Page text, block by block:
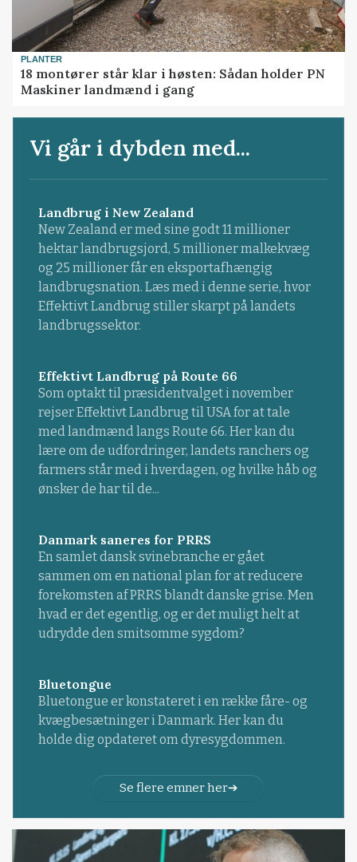
PLANTER
18 montører står klar i høsten: Sådan holder PN
Maskiner landmænd i gang
Vi går i dybden med...
Landbrug i New Zealand
New Zealand er med sine godt 11 millioner
hektar landbrugsjord, 5 millioner malkekvæg
og 25 millioner får en eksportafhængig
landbrugsnation. Læs med i denne serie, hvor
Effektivt Landbrug stiller skarpt på landets
landbrugssektor.
Effektivt Landbrug på Route 66
Som optakt til præsidentvalget i november
rejser Effektivt Landbrug til USA for at tale
med landmænd langs Route 66. Her kan du
lære om de udfordringer, landets ranchers og
farmers står med i hverdagen, og hvilke håb og
ønsker de har til de...
Danmark saneres for PRRS
En samlet dansk svinebranche er gået
sammen om en national plan for at reducere
forekomsten af PRRS blandt danske grise. Men
hvad er det egentlig, og er det muligt helt at
udrydde den smitsomme sygdom?
Bluetongue
Bluetongue er konstateret i en række fåre- og
kvægbesætninger i Danmark. Her kan du
holde dig opdateret om dyresygdommen.
Se flere emner her